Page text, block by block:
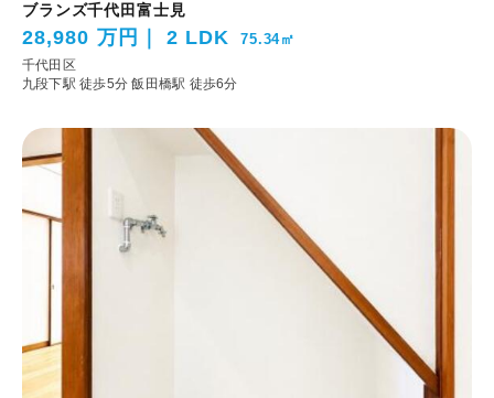
ブランズ千代田富士見
28,980 万円 2 LDK 75.34㎡
千代田区
九段下駅 徒歩5分飯田橋駅 徒歩6分